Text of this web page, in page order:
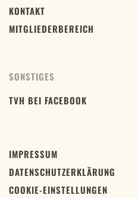
KONTAKT
MITGLIEDERBEREICH
SONSTIGES
TVH BEI FACEBOOK
IMPRESSUM
DATENSCHUTZERKLÄRUNG
COOKIE-EINSTELLUNGEN